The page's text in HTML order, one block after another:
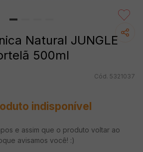
Natural JUNGLE
500ml
5321037
indisponível
e assim que o produto voltar ao
avisamos você! :)